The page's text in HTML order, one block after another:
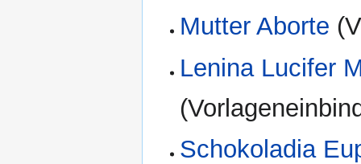
Mutter Aborte
Lenina Lucifer
Schokoladia